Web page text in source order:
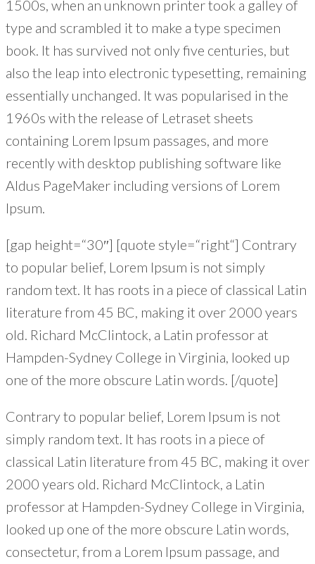
1500s, when an unknown printer took a galley of
type and scrambled it to make a type specimen
book. It has survived not only five centuries, but
also the leap into electronic typesetting, remaining
essentially unchanged. It was popularised in the
1960s with the release of Letraset sheets
containing Lorem Ipsum passages, and more
recently with desktop publishing software like
Aldus PageMaker including versions of Lorem
Ipsum.
[gap height=“30″] [quote style=“right“] Contrary
to popular belief, Lorem Ipsum is not simply
random text. It has roots in a piece of classical Latin
literature from 45 BC, making it over 2000 years
old. Richard McClintock, a Latin professor at
Hampden-Sydney College in Virginia, looked up
one of the more obscure Latin words. [/quote]
Contrary to popular belief, Lorem Ipsum is not
simply random text. It has roots in a piece of
classical Latin literature from 45 BC, making it over
2000 years old. Richard McClintock, a Latin
professor at Hampden-Sydney College in Virginia,
looked up one of the more obscure Latin words,
consectetur, from a Lorem Ipsum passage, and